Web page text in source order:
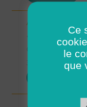
Auxiliaire de vie -
31/07/2026
Ce
le
que